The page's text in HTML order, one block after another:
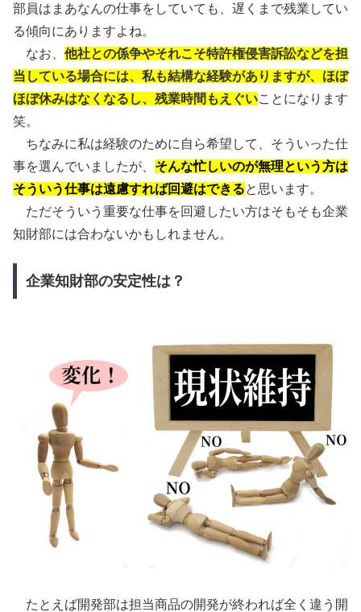
部員はまあなんの仕事をしていても、遅くまで残業してい
る傾向にありますよね。
なお、 他社との係争やそれこそ特許権侵害訴訟などを担
当している場合には、私も結構な経験がありますが、ほぼ
ほぼ休みはなくなるし、残業時間もえぐいことになります
笑。
ちなみに私は経験のために自ら希望して、そういった仕
事を選んでいましたが、 そんな忙しいのが無理という方は
そういう仕事は遠慮すれば回避はできると思います。
ただそういう重要な仕事を回避したい方はそもそも企業
知財部には合わないかもしれません。
企業知財部の安定性は？
たとえば開発部は担当商品の開発が終われば全く違う開